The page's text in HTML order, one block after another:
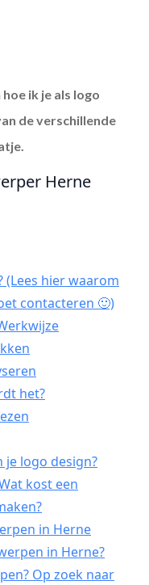
hoe ik je als logo
de verschillende
Herne
hier waarom
contacteren 🙂)
het?
logo design?
kost een
in Herne
in Herne?
Op zoek naar